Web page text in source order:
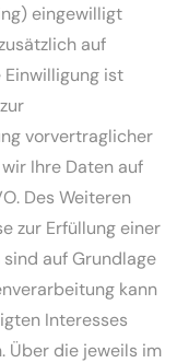
eingewilligt
auf
Einwilligung ist
vorvertraglicher
Ihre Daten auf
Des Weiteren
zur Erfüllung einer
auf Grundlage
kann
Interesses
Über die jeweils im